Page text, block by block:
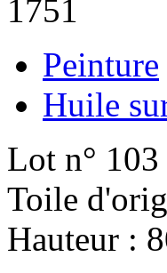
1751
Peinture
Huile
Lot n°
Toile
Hauteur :